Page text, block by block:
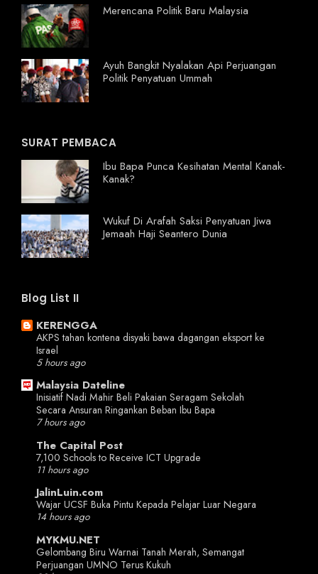
Merencana Politik Baru Malaysia
Ayuh Bangkit Nyalakan Api Perjuangan
Politik Penyatuan Ummah
SURAT PEMBACA
Ibu Bapa Punca Kesihatan Mental Kanak-
Kanak?
Wukuf Di Arafah Saksi Penyatuan Jiwa
Jemaah Haji Seantero Dunia
Blog List II
KERENGGA
AKPS tahan kontena disyaki bawa dagangan eksport ke
Israel
5 hours ago
Malaysia Dateline
Inisiatif Nadi Mahir Beli Pakaian Seragam Sekolah
Secara Ansuran Ringankan Beban Ibu Bapa
7 hours ago
The Capital Post
7,100 Schools to Receive ICT Upgrade
11 hours ago
JalinLuin.com
Wajar UCSF Buka Pintu Kepada Pelajar Luar Negara
14 hours ago
MYKMU.NET
Gelombang Biru Warnai Tanah Merah, Semangat
Perjuangan UMNO Terus Kukuh